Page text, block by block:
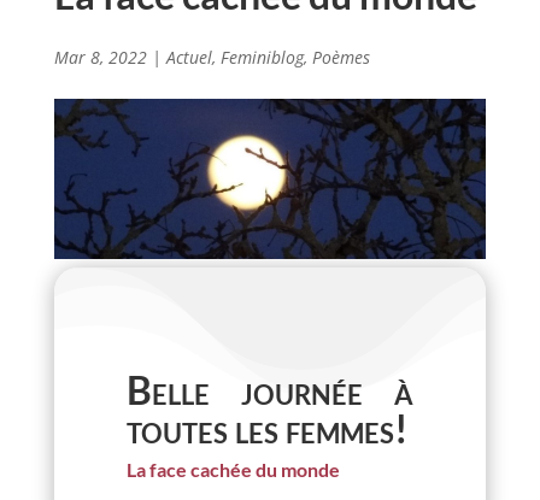
Mar 8, 2022|Actuel, Feminiblog, Poèmes
Belle journée à
toutes les femmes!
La face cachée du monde